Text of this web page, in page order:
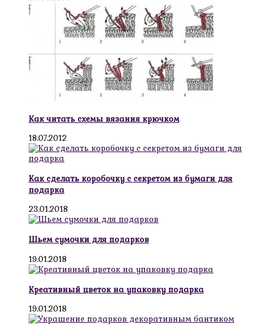
Как читать схемы вязания крючком
18.07.2012
Как сделать коробочку с секретом из бумаги для
подарка
23.01.2018
Шьем сумочки для подарков
19.01.2018
Креативный цветок на упаковку подарка
19.01.2018